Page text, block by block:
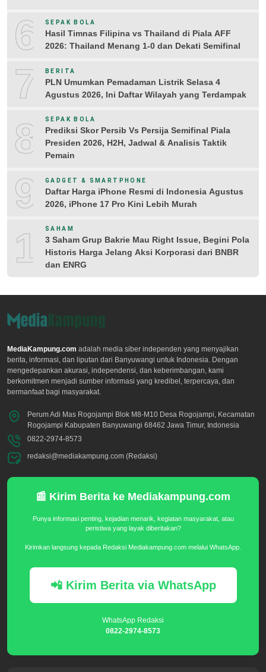
6 SEPAK BOLA
Hasil Timnas Filipina vs Thailand di Piala AFF
2026: Thailand Menang 1-0 dan Dekati Semifinal
7 BERITA
PLN Umumkan Pemadaman Listrik Selasa 4
Agustus 2026, Ini Daftar Wilayah yang Terdampak
8 SEPAK BOLA
Prediksi Skor Persib Vs Persija Semifinal Piala
Presiden 2026, H2H, Jadwal & Analisis Taktik
Pemain
9 GADGET & SMARTPHONE
Daftar Harga iPhone Resmi di Indonesia Agustus
2026, iPhone 17 Pro Kini Lebih Murah
10
SAHAM
3 Saham Grup Bakrie Mau Right Issue, Begini Pola
Historis Harga Jelang Aksi Korporasi dari BNBR
dan ENRG
MediaKampung.com adalah media siber independen yang menyajikan
berita, informasi, dan liputan dari Banyuwangi untuk Indonesia. Dengan
mengedepankan akurasi, independensi, dan keberimbangan, kami
berkomitmen menjadi sumber informasi yang kredibel, terpercaya, dan
bermanfaat bagi masyarakat.
Perum Adi Mas Rogojampi Blok M8-M10 Desa Rogojampi, Kecamatan
Rogojampi Kabupaten Banyuwangi 68462 Jawa Timur, Indonesia
0822-2974-8573
redaksi@mediakampung.com (Redaksi)
📰 Kirim Berita ke Mediakampung.com
Punya informasi penting, kejadian menarik, kegiatan masyarakat, atau
peristiwa yang layak diberitakan?
Kirimkan langsung kepada Redaksi Mediakampung.com melalui WhatsApp.
📲 Kirim Berita via WhatsApp
WhatsApp Redaksi
0822-2974-8573